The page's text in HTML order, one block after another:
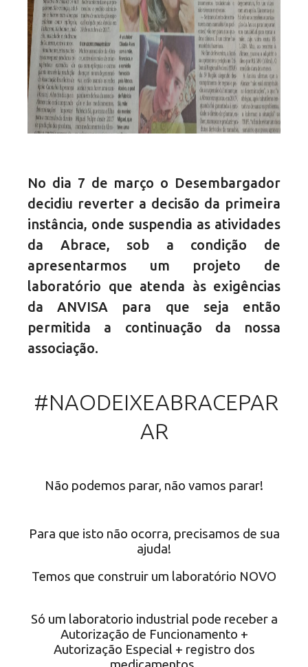
No dia 7 de março o Desembargador
decidiu reverter a decisão da primeira
instância, onde suspendia as atividades
da Abrace, sob a condição de
apresentarmos um projeto de
laboratório que atenda às exigências
da ANVISA para que seja então
permitida a continuação da nossa
associação.
#NAODEIXEABRACEPAR
AR
Não podemos parar, não vamos parar!
Para que isto não ocorra, precisamos de sua
ajuda!
Temos que construir um laboratório NOVO
Só um laboratorio industrial pode receber a
Autorização de Funcionamento +
Autorização Especial + registro dos